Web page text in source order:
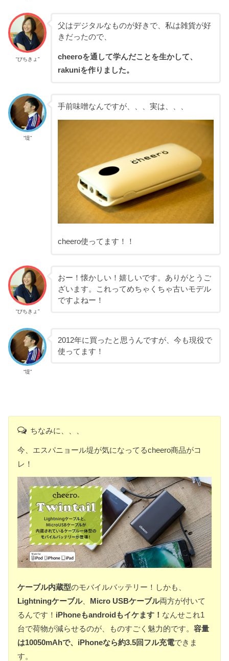
“ぴちきょ”
父はデジタルなものが好きで、私は雑貨が好
きだったので、
cheeroを通して学んだことを生かして、
rakuniを作りました。
“堤”
手前味噌なんですが、、、実は、、、
cheero使ってます！！
“ぴちきょ”
おー！懐かしい！嬉しいです。ありがとうご
ざいます。これってめちゃくちゃ古いモデル
ですよねー！
“堤”
2012年に買ったと思うんですが、今も現役で
使ってます！
ちなみに、、、
今、エスパニョール堤が気になってるcheero商品がコ
レ！
ケーブル内蔵型のモバイルバッテリー！しかも、
Lightningケーブル、 Micro USBケーブル両方が付いて
るんです！ iPhoneもandroidもイケます！ なんせこれ1
台で荷物が減らせるのが、ものすごく魅力的です。容量
は10050mAhで、iPhoneなら約3.5回フル充電できま
す。